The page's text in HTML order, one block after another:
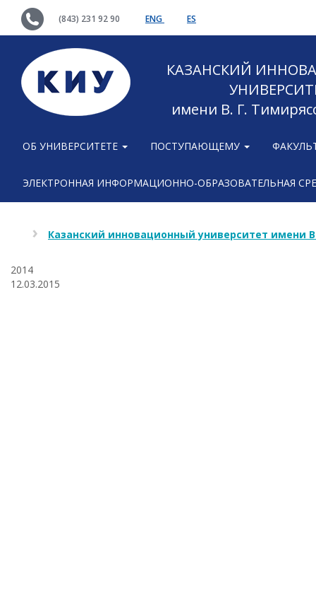
(843) 231 92 90 ENG ES
КАЗАНСКИЙ
имени В. Г.
ОБ УНИВЕРСИТЕТЕ ПОСТУПАЮЩЕМУ
ЭЛЕКТРОННАЯ ИНФОРМАЦИОННО-ОБРАЗОВАТЕЛЬНАЯ
Казанский инновационный университет имени
2014
12.03.2015